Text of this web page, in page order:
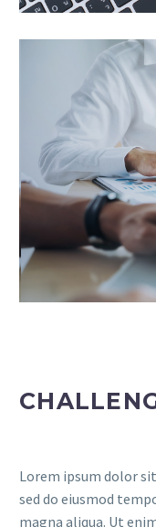
Lorem ipsum dolor
sed do eiusmod
magna aliqua. Ut